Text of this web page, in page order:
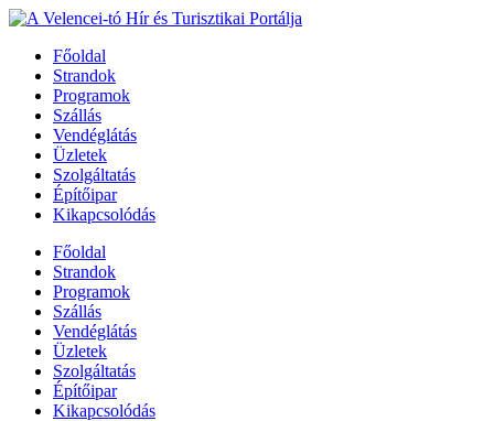
Főoldal
Strandok
Programok
Szállás
Vendéglátás
Üzletek
Szolgáltatás
Építőipar
Kikapcsolódás
Főoldal
Strandok
Programok
Szállás
Vendéglátás
Üzletek
Szolgáltatás
Építőipar
Kikapcsolódás